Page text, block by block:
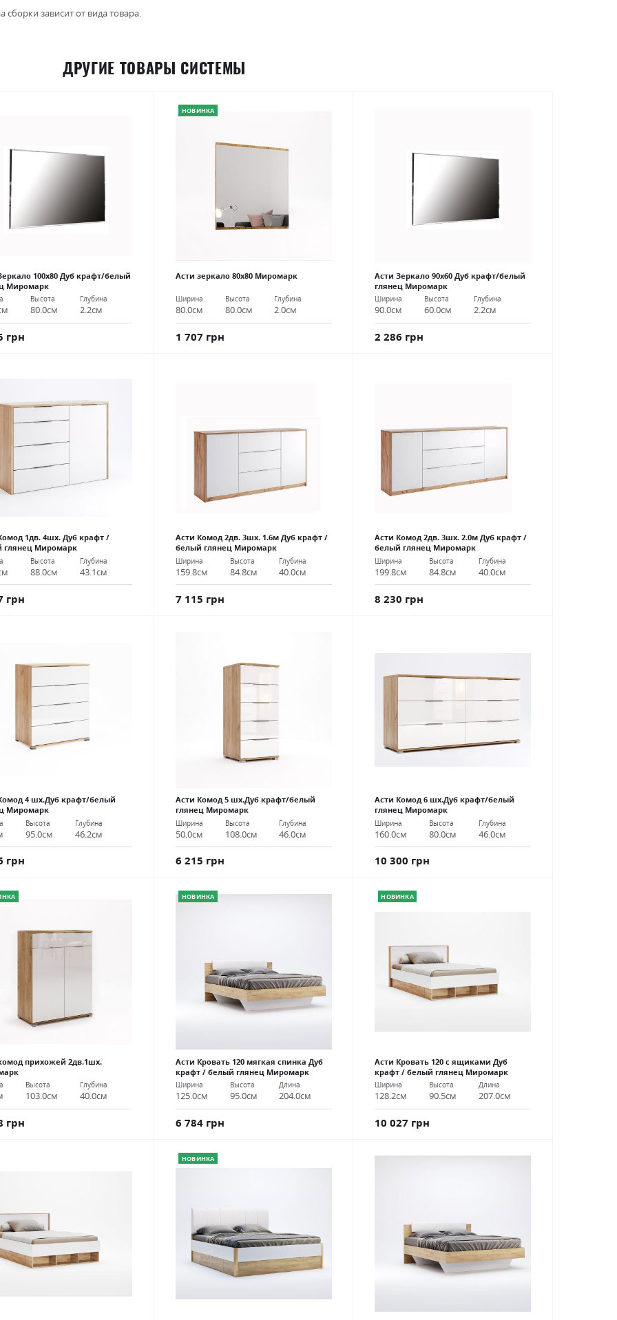
зависит от вида товара.
ДРУГИЕ ТОВАРЫ СИСТЕМЫ
100х80 Дуб крафт/белый
Миромарк
Высота
80.0см
Глубина
2.2см
грн
НОВИНКА
Асти зеркало 80х80 Миромарк
Ширина
80.0см
Высота
80.0см
Глубина
2.0см
1 707 грн
Асти Зеркало 90х60 Дуб крафт/белый
глянец Миромарк
Ширина
90.0см
Высота
60.0см
Глубина
2.2см
2 286 грн
1дв. 4шх. Дуб крафт /
глянец Миромарк
Высота
88.0см
Глубина
43.1см
грн
Асти Комод 2дв. 3шх. 1.6м Дуб крафт /
белый глянец Миромарк
Ширина
159.8см
Высота
84.8см
Глубина
40.0см
7 115 грн
Асти Комод 2дв. 3шх. 2.0м Дуб крафт /
белый глянец Миромарк
Ширина
199.8см
Высота
84.8см
Глубина
40.0см
8 230 грн
4 шх.Дуб крафт/белый
Миромарк
Высота
95.0см
Глубина
46.2см
грн
Асти Комод 5 шх.Дуб крафт/белый
глянец Миромарк
Ширина
50.0см
Высота
108.0см
Глубина
46.0см
6 215 грн
Асти Комод 6 шх.Дуб крафт/белый
глянец Миромарк
Ширина
160.0см
Высота
80.0см
Глубина
46.0см
10 300 грн
прихожей 2дв.1шх.
Высота
103.0см
Глубина
40.0см
грн
НОВИНКА
Асти Кровать 120 мягкая спинка Дуб
крафт / белый глянец Миромарк
Ширина
125.0см
Высота
95.0см
Длина
204.0см
6 784 грн
НОВИНКА
Асти Кровать 120 с ящиками Дуб
крафт / белый глянец Миромарк
Ширина
128.2см
Высота
90.5см
Длина
207.0см
10 027 грн
НОВИНКА